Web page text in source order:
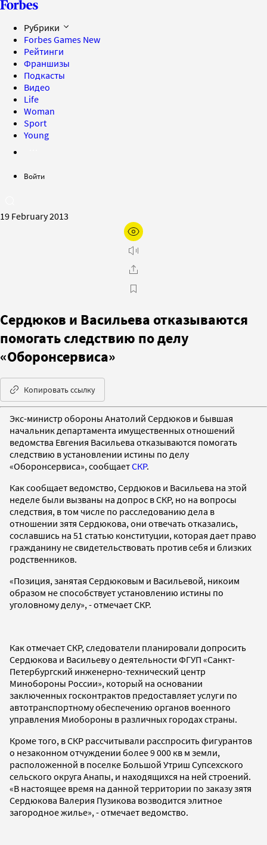
Рубрики
Forbes Games New
Рейтинги
Франшизы
Подкасты
Видео
Life
Woman
Sport
Young
Войти
19 February 2013
Сердюков и Васильева отказываются
помогать следствию по делу
«Оборонсервиса»
Копировать ссылку
Экс-министр обороны Анатолий Сердюков и бывшая
начальник департамента имущественных отношений
ведомства Евгения Васильева отказываются помогать
следствию в установлении истины по делу
«Оборонсервиса», сообщаетСКР.
Как сообщает ведомство, Сердюков и Васильева на этой
неделе были вызваны на допрос в СКР, но на вопросы
следствия, в том числе по расследованию дела в
отношении зятя Сердюкова, они отвечать отказались,
сославшись на 51 статью конституции, которая дает право
гражданину не свидетельствовать против себя и близких
родственников.
«Позиция, занятая Сердюковым и Васильевой, никоим
образом не способствует установлению истины по
уголовному делу», - отмечает СКР.
Как отмечает СКР, следователи планировали допросить
Сердюкова и Васильеву о деятельности ФГУП «Санкт-
Петербургский инженерно-технический центр
Минобороны России», который на основании
заключенных госконтрактов предоставляет услуги по
автотранспортному обеспечению органов военного
управления Миобороны в различных городах страны.
Кроме того, в СКР рассчитывали расспросить фигурантов
о незаконном отчуждении более 9 000 кв м земли,
расположенной в поселке Большой Утриш Супсехского
сельского округа Анапы, и находящихся на ней строений.
«В настоящее время на данной территории по заказу зятя
Сердюкова Валерия Пузикова возводится элитное
загородное жилье», - отмечает ведомство.